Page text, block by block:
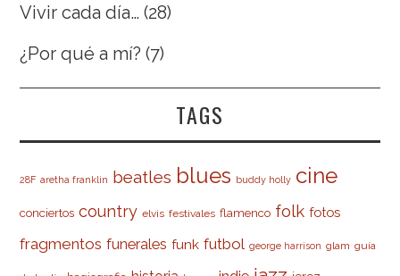
Vivir cada día… (28)
¿Por qué a mí? (7)
TAGS
28F aretha franklin beatles blues buddy holly cine
conciertos country elvis festivales flamenco folk fotos
fragmentos funerales funk futbol george harrison glam guía